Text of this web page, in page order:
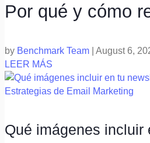
Por qué y cómo
by Benchmark Team August 6,
LEER MÁS
Estrategias de Email Marketing
Qué imágenes